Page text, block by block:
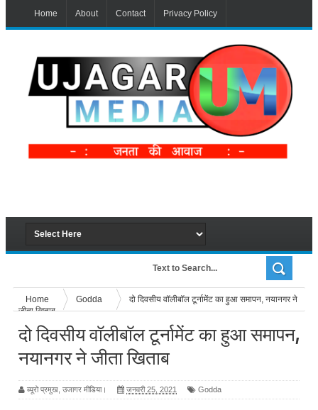
Home About Contact Privacy Policy
Home Godda
दो दिवसीय वॉलीबॉल टूर्नामेंट का हुआ समापन, नयानगर ने
जीता खिताब
दो दिवसीय वॉलीबॉल टूर्नामेंट का हुआ समापन,
नयानगर ने जीता खिताब
ब्यूरो प्रमुख, उजागर मीडिया। जनवरी 25, 2021 Godda